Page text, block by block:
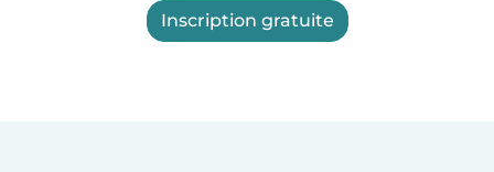
Inscription gratuite